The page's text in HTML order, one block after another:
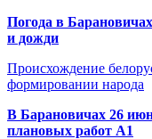
Погода в
и дожди
Происхождение
формировании народа
В Барановичах 26
плановых работ A1